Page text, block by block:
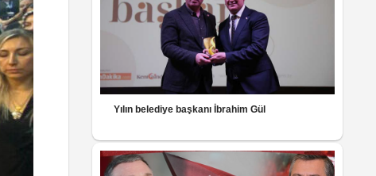
Yılın belediye başkanı İbrahim Gül